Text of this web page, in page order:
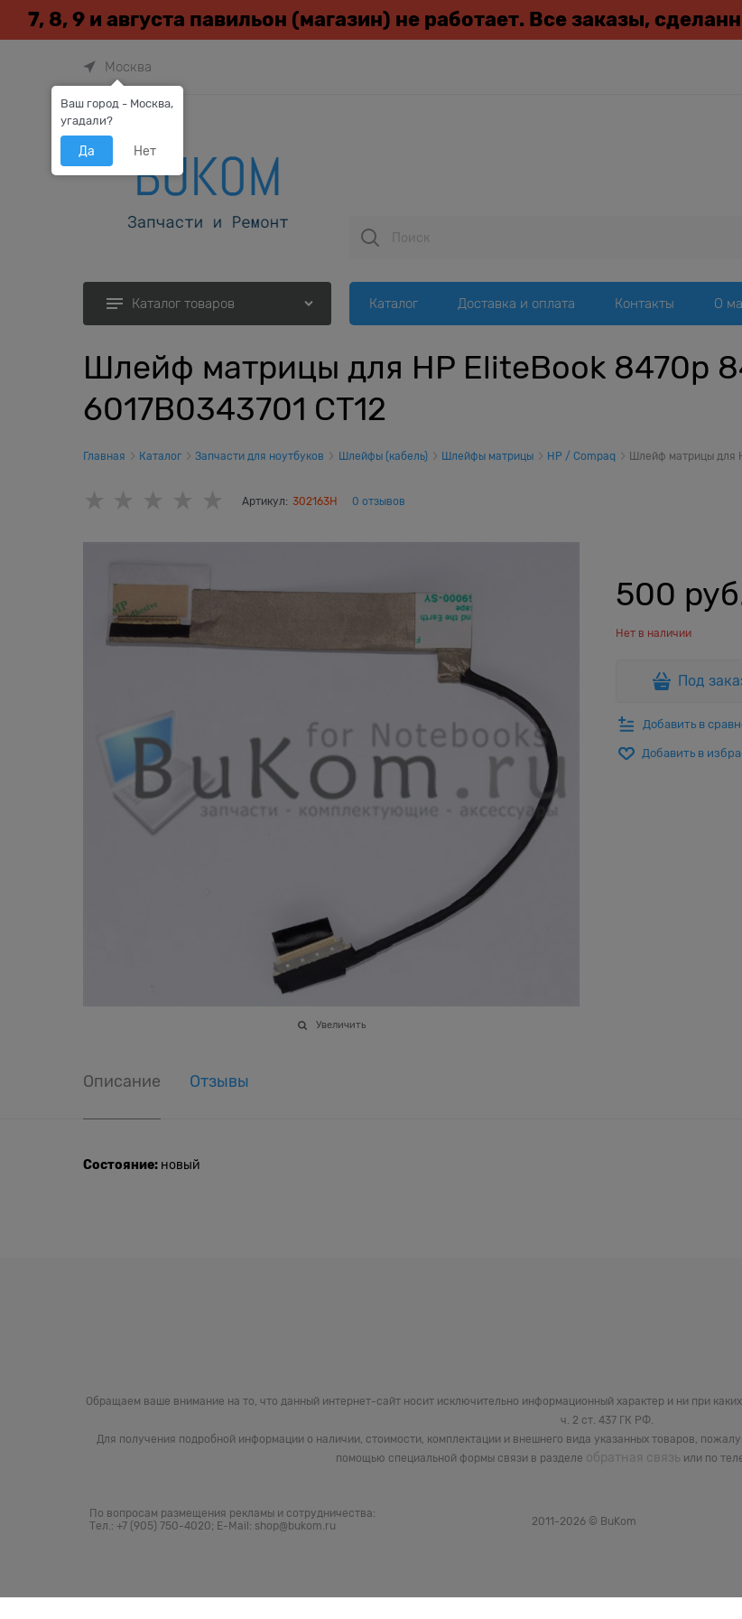
7, 8, 9 и августа павильон (магазин) не работает. Все заказы,
Москва
Каталог товаров Каталог Доставка и оплата Контакты О
Шлейф матрицы для HP EliteBook 8470p
6017B0343701 CT12
Главная Каталог Запчасти для ноутбуков Шлейфы (кабель) Шлейфы матрицы HP / Compaq Шлейф матрицы для
Артикул: 302163H 0 отзывов
Увеличить
500
Нет в наличии
Под
Добавить в
Добавить в
Описание Отзывы
Состояние: новый
Обращаем ваше внимание на то, что данный интернет-сайт носит исключительно информационный характер и ни при
ч. 2 ст. 437 ГК РФ.
Для получения подробной информации о наличии, стоимости, комплектации и внешнего вида указанных товаров,
помощью специальной формы связи в разделе обратная связь или по
По вопросам размещения рекламы и сотрудничества:
Тел.: +7 (905) 750-4020; E-Mail: shop@bukom.ru
2011-2026 © BuKom
Ваш город - Москва,
угадали?
Да Нет